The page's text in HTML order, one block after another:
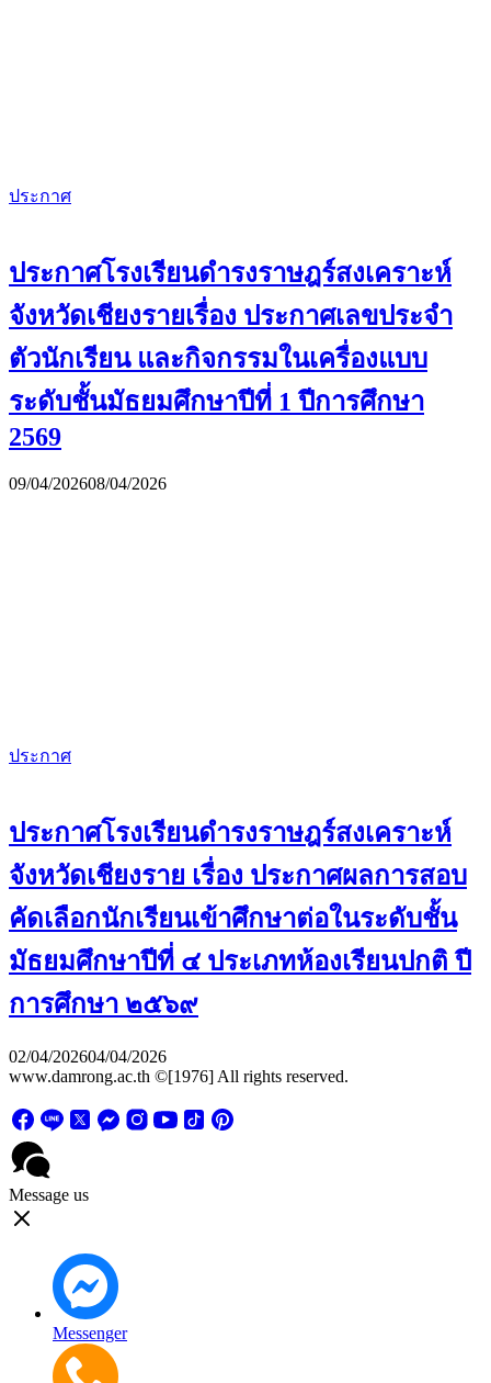
ประกาศ
ประกาศโรงเรียนดำรงราษฎร์สงเคราะห์
จังหวัดเชียงรายเรื่อง ประกาศเลขประจำ
ตัวนักเรียน และกิจกรรมในเครื่องแบบ
ระดับชั้นมัธยมศึกษาปีที่ 1 ปีการศึกษา
2569
09/04/202608/04/2026
ประกาศ
ประกาศโรงเรียนดำรงราษฎร์สงเคราะห์
จังหวัดเชียงราย เรื่อง ประกาศผลการสอบ
คัดเลือกนักเรียนเข้าศึกษาต่อในระดับชั้น
มัธยมศึกษาปีที่ ๔ ประเภทห้องเรียนปกติ ปี
การศึกษา ๒๕๖๙
02/04/202604/04/2026
www.damrong.ac.th ©[1976] All rights reserved.
Message us
Messenger